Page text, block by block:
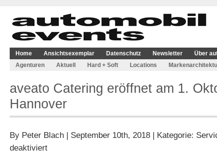
Home Ansichtsexemplar Datenschutz Newsletter
Über
Agenturen
Aktuell Hard + Soft Locations
aveato Catering eröffnet am 1.
Hannover
By Peter Blach | September 10th, 2018 | Kategorie:
deaktiviertfür